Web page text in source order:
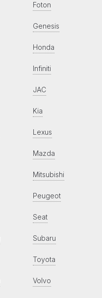
Foton
Genesis
Honda
Infiniti
JAC
Kia
Lexus
Mazda
Mitsubishi
Peugeot
Seat
Subaru
Toyota
Volvo